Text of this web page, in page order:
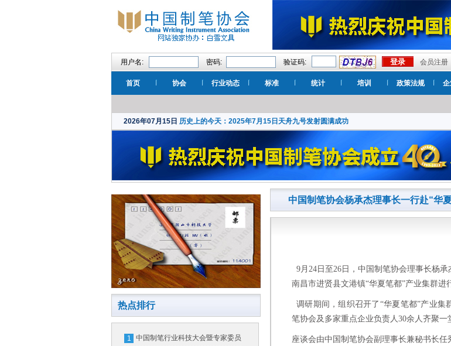
用户名: 密码: 验证码: 会员注册
首页 协会 行业动态 标准 统计 培训 政策法规
2026年07月15日 历史上的今天：2025年7月15日天舟九号发射圆满成功
热点排行
1 中国制笔行业科技大会暨专家委员
中国制笔协会杨承杰理事长一行赴“华
9月24日至26日，中国制笔协会理事长杨
南昌市进贤县文港镇“华夏笔都”产业集群进
调研期间，组织召开了 “华夏笔都”产业集
笔协会及多家重点企业负责人30余人齐聚一
座谈会由中国制笔协会副理事长兼秘书长任